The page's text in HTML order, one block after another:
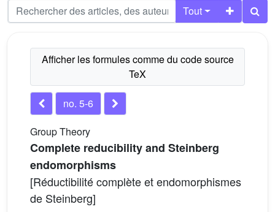
Tout
no. 5-6
Group Theory
Complete reducibility and Steinberg
endomorphisms
[Réductibilité complète et endomorphismes
de Steinberg]